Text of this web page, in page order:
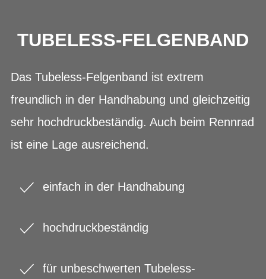
TUBELESS-FELGENBAND
Das Tubeless-Felgenband ist extrem
freundlich in der Handhabung und gleichzeitig
sehr hochdruckbeständig. Auch beim Rennrad
ist eine Lage ausreichend.
einfach in der Handhabung
hochdruckbeständig
für unbeschwerten Tubeless-